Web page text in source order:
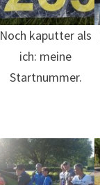
Noch kaputter als
ich: meine
Startnummer.